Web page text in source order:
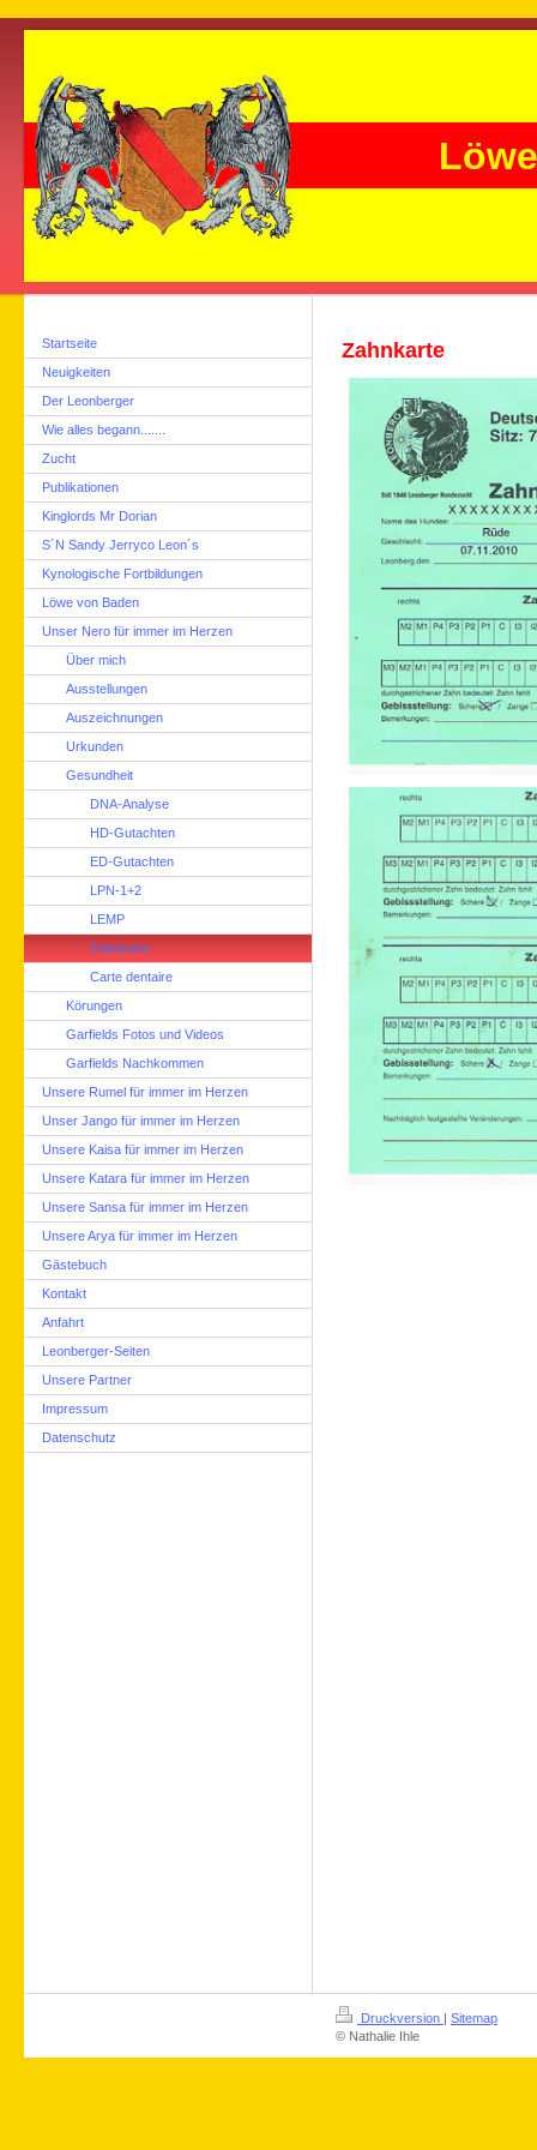
Startseite
Neuigkeiten
Der Leonberger
Wie alles begann.......
Zucht
Publikationen
Kinglords Mr Dorian
S´N Sandy Jerryco Leon´s
Kynologische Fortbildungen
Löwe von Baden
Unser Nero für immer im Herzen
Über mich
Ausstellungen
Auszeichnungen
Urkunden
Gesundheit
DNA-Analyse
HD-Gutachten
ED-Gutachten
LPN-1+2
LEMP
Zahnkarte
Carte dentaire
Körungen
Garfields Fotos und Videos
Garfields Nachkommen
Unsere Rumel für immer im Herzen
Unser Jango für immer im Herzen
Unsere Kaisa für immer im Herzen
Unsere Katara für immer im Herzen
Unsere Sansa für immer im Herzen
Unsere Arya für immer im Herzen
Gästebuch
Kontakt
Anfahrt
Leonberger-Seiten
Unsere Partner
Impressum
Datenschutz
Zahnkarte
Druckversion
Sitemap
© Nathalie Ihle